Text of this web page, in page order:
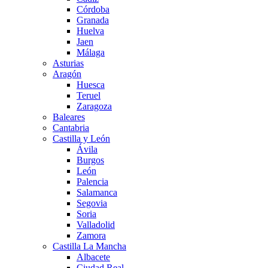
Córdoba
Granada
Huelva
Jaen
Málaga
Asturias
Aragón
Huesca
Teruel
Zaragoza
Baleares
Cantabria
Castilla y León
Ávila
Burgos
León
Palencia
Salamanca
Segovia
Soria
Valladolid
Zamora
Castilla La Mancha
Albacete